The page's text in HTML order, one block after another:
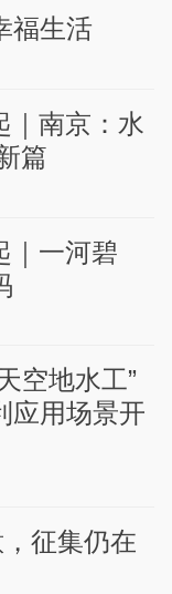
福生活
｜南京：水
篇
｜一河碧
空地水工”
应用场景开
征集仍在